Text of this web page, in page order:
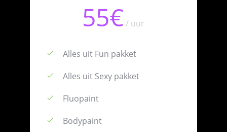
55€ / uur
Alles uit Fun pakket
Alles uit Sexy pakket
Fluopaint
Bodypaint